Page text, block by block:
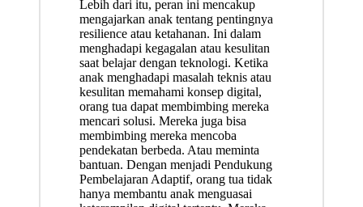
Lebih dari itu, peran ini mencakup
mengajarkan anak tentang pentingnya
resilience atau ketahanan. Ini dalam
menghadapi kegagalan atau kesulitan
saat belajar dengan teknologi. Ketika
anak menghadapi masalah teknis atau
kesulitan memahami konsep digital,
orang tua dapat membimbing mereka
mencari solusi. Mereka juga bisa
membimbing mereka mencoba
pendekatan berbeda. Atau meminta
bantuan. Dengan menjadi Pendukung
Pembelajaran Adaptif, orang tua tidak
hanya membantu anak menguasai